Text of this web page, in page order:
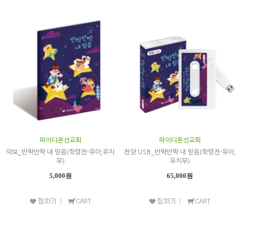
파이디온선교회
악보_반짝반짝 내 믿음(학령전-유아,유치
부)
5,000원
파이디온선교회
찬양 USB_반짝반짝 내 믿음(학령전-유아,
유치부)
65,000원